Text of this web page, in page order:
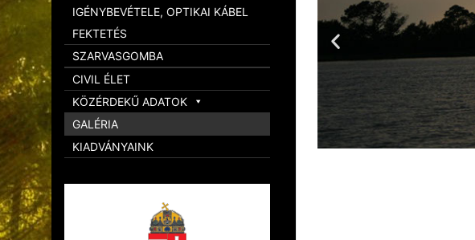
IGÉNYBEVÉTELE, OPTIKAI KÁBEL
FEKTETÉS
SZARVASGOMBA
CIVIL ÉLET
KÖZÉRDEKŰ ADATOK
GALÉRIA
KIADVÁNYAINK